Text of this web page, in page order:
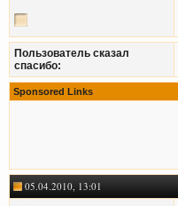
Пользователь сказал
cпасибо:
Sponsored Links
05.04.2010, 13:01